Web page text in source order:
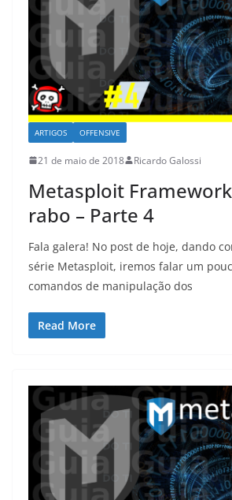
ARTIGOS OFFENSIVE
21 de maio de 2018 Ricardo Galossi
Metasploit
rabo – Parte 4
Fala galera! No post de hoje, dando
série Metasploit, iremos falar um
comandos de manipulação dos
Read More